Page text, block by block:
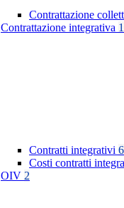
Contrattazione
Contrattazione integrativa
Contratti integrativi 6
Costi contratti
OIV 2